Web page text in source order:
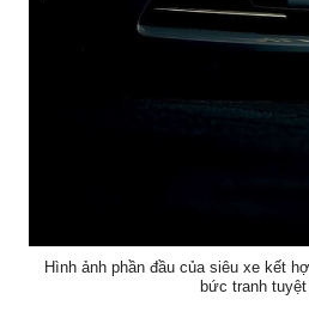
Hình ảnh phần đầu của siêu xe kết
bức tranh